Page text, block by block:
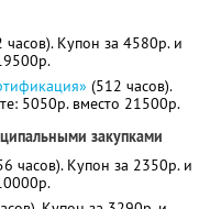
часов). Купон за 4580р. и
(512 часов).
5050р. вместо 21500р.
закупками
часов). Купон за 2350р. и